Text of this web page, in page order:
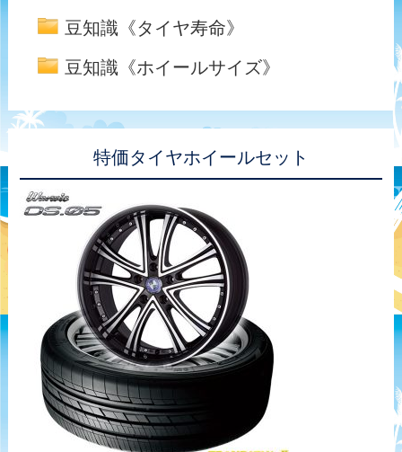
豆知識《タイヤ寿命》
豆知識《ホイールサイズ》
特価タイヤホイールセット